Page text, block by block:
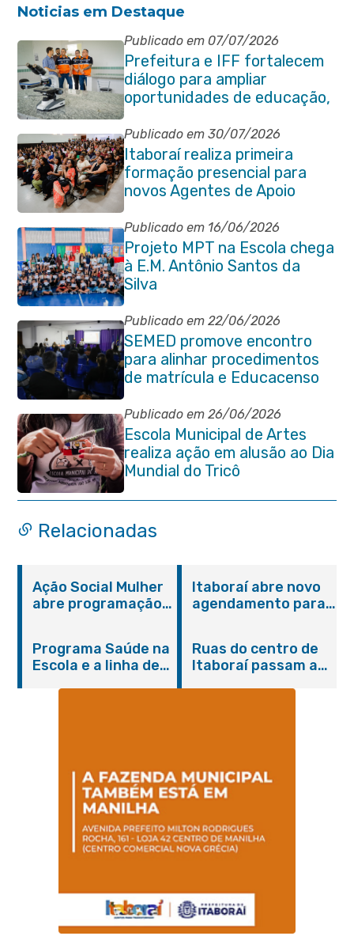
Noticias em Destaque
Publicado em 07/07/2026
Prefeitura e IFF fortalecem
diálogo para ampliar
oportunidades de educação,
ciência e inovação em
Itaboraí
Publicado em 30/07/2026
Itaboraí realiza primeira
formação presencial para
novos Agentes de Apoio
Escolar
Publicado em 16/06/2026
Projeto MPT na Escola chega
à E.M. Antônio Santos da
Silva
Publicado em 22/06/2026
SEMED promove encontro
para alinhar procedimentos
de matrícula e Educacenso
2026
Publicado em 26/06/2026
Escola Municipal de Artes
realiza ação em alusão ao Dia
Mundial do Tricô
Relacionadas
Ação Social Mulher
abre programação
serviços gratuitos e
orientações
Itaboraí abre novo
agendamento para
Programa Saúde na
Escola e a linha de
Magalhães Seabra
Ruas do centro de
Itaboraí passam a